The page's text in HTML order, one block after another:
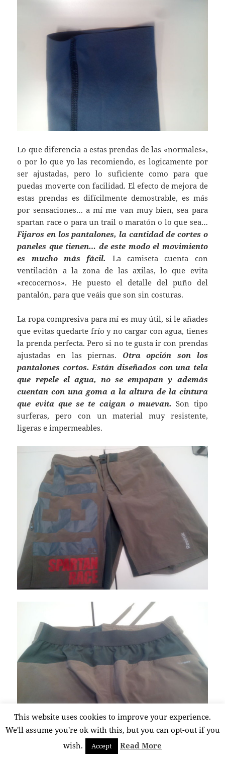
Lo que diferencia a estas prendas de las «normales»,
o por lo que yo las recomiendo, es logicamente por
ser ajustadas, pero lo suficiente como para que
puedas moverte con facilidad. El efecto de mejora de
estas prendas es difícilmente demostrable, es más
por sensaciones… a mí me van muy bien, sea para
spartan race o para un trail o maratón o lo que sea…
Fijaros en los pantalones, la cantidad de cortes o
paneles que tienen… de este modo el movimiento
es mucho más fácil.
La camiseta cuenta con
ventilación a la zona de las axilas, lo que evita
«recocernos». He puesto el detalle del puño del
pantalón, para que veáis que son sin costuras.
La ropa compresiva para mí es muy útil, si le añades
que evitas quedarte frío y no cargar con agua, tienes
la prenda perfecta. Pero si no te gusta ir con prendas
ajustadas en las piernas. Otra opción son los
pantalones cortos. Están diseñados con una tela
que repele el agua, no se empapan y además
cuentan con una goma a la altura de la cintura
que evita que se te caigan o muevan. Son tipo
surferas, pero con un material muy resistente,
ligeras e impermeables.
This website uses cookies to improve your experience.
We'll assume you're ok with this, but you can opt-out if you
wish.
Accept Read More